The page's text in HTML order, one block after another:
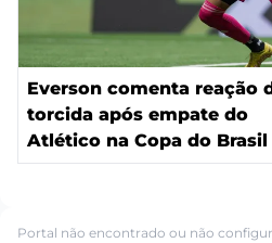
Everson comenta reação
torcida após empate do
Atlético na Copa do Brasil
Portal não encontrado ou não